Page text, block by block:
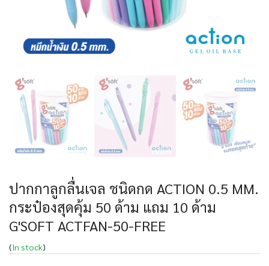
ปากกาลูกลื่นเจล ชนิดกด ACTION 0.5 MM.
กระป๋องสุดคุ้ม 50 ด้าม แถม 10 ด้าม
G'SOFT ACTFAN-50-FREE
(In stock)